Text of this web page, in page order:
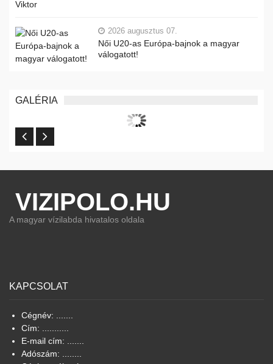
2026 augusztus 07.
Női U20-as Európa-bajnok a magyar
válogatott!
GALÉRIA
VIZIPOLO.HU
A magyar vízilabda hivatalos oldala
KAPCSOLAT
Cégnév: .......
Cím: ...........
E-mail cím: .......
Adószám: ........